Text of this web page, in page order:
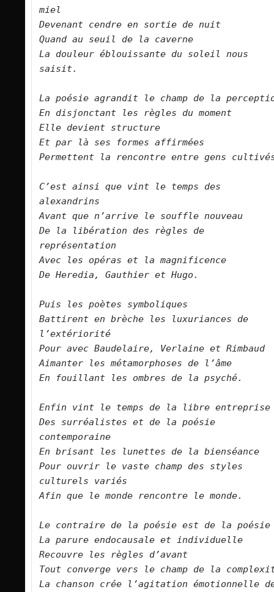
miel
Devenant cendre en sortie de nuit
Quand au seuil de la caverne
La douleur éblouissante du soleil nous
saisit.
La poésie agrandit le champ de la
En disjonctant les règles du moment
Elle devient structure
Et par là ses formes affirmées
Permettent la rencontre entre gens
C’est ainsi que vint le temps des
alexandrins
Avant que n’arrive le souffle nouveau
De la libération des règles de
représentation
Avec les opéras et la magnificence
De Heredia, Gauthier et Hugo.
Puis les poètes symboliques
Battirent en brèche les luxuriances de
l’extériorité
Pour avec Baudelaire, Verlaine et Rimbaud
Aimanter les métamorphoses de l’âme
En fouillant les ombres de la psyché.
Enfin vint le temps de la libre entreprise
Des surréalistes et de la poésie
contemporaine
En brisant les lunettes de la bienséance
Pour ouvrir le vaste champ des styles
culturels variés
Afin que le monde rencontre le monde.
Le contraire de la poésie est de la poésie
La parure endocausale et individuelle
Recouvre les règles d’avant
Tout converge vers le champ de la
La chanson crée l’agitation émotionnelle